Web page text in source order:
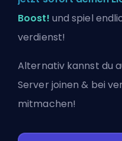
Boost! und spiel
verdienst!
Alternativ kannst du
Server joinen & bei
mitmachen!